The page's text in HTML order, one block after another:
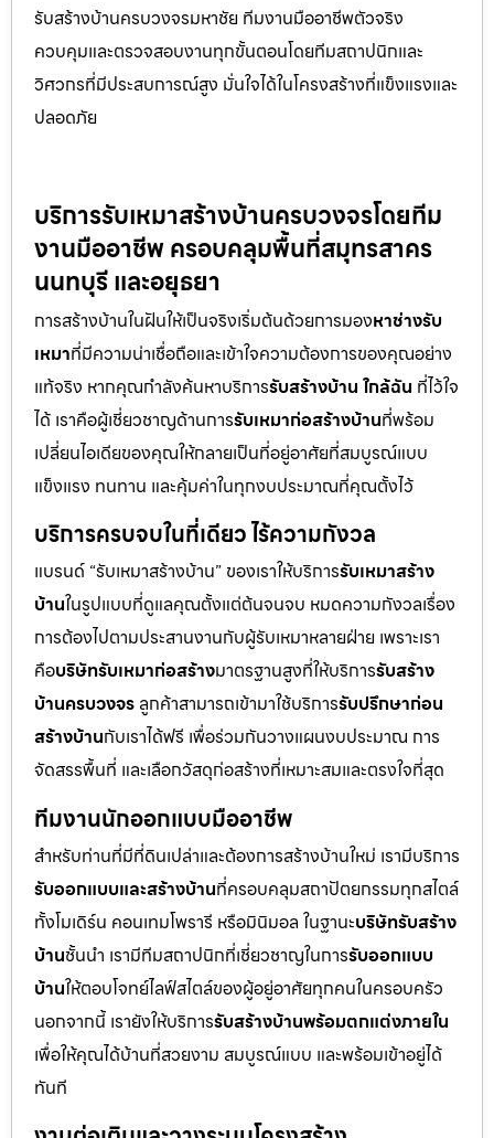
รับสร้างบ้านครบวงจรมหาชัย ทีมงานมืออาชีพตัวจริง
ควบคุมและตรวจสอบงานทุกขั้นตอนโดยทีมสถาปนิกและ
วิศวกรที่มีประสบการณ์สูง มั่นใจได้ในโครงสร้างที่แข็งแรงและ
ปลอดภัย
บริการรับเหมาสร้างบ้านครบวงจรโดยทีม
งานมืออาชีพ ครอบคลุมพื้นที่สมุทรสาคร
นนทบุรี และอยุธยา
การสร้างบ้านในฝันให้เป็นจริงเริ่มต้นด้วยการมองหาช่างรับ
เหมาที่มีความน่าเชื่อถือและเข้าใจความต้องการของคุณอย่าง
แท้จริง หากคุณกำลังค้นหาบริการรับสร้างบ้าน ใกล้ฉัน ที่ไว้ใจ
ได้ เราคือผู้เชี่ยวชาญด้านการรับเหมาก่อสร้างบ้านที่พร้อม
เปลี่ยนไอเดียของคุณให้กลายเป็นที่อยู่อาศัยที่สมบูรณ์แบบ
แข็งแรง ทนทาน และคุ้มค่าในทุกงบประมาณที่คุณตั้งไว้
บริการครบจบในที่เดียว ไร้ความกังวล
แบรนด์ “รับเหมาสร้างบ้าน” ของเราให้บริการรับเหมาสร้าง
บ้านในรูปแบบที่ดูแลคุณตั้งแต่ต้นจนจบ หมดความกังวลเรื่อง
การต้องไปตามประสานงานกับผู้รับเหมาหลายฝ่าย เพราะเรา
คือบริษัทรับเหมาก่อสร้างมาตรฐานสูงที่ให้บริการรับสร้าง
บ้านครบวงจร ลูกค้าสามารถเข้ามาใช้บริการรับปรึกษาก่อน
สร้างบ้านกับเราได้ฟรี เพื่อร่วมกันวางแผนงบประมาณ การ
จัดสรรพื้นที่ และเลือกวัสดุก่อสร้างที่เหมาะสมและตรงใจที่สุด
ทีมงานนักออกแบบมืออาชีพ
สำหรับท่านที่มีที่ดินเปล่าและต้องการสร้างบ้านใหม่ เรามีบริการ
รับออกแบบและสร้างบ้านที่ครอบคลุมสถาปัตยกรรมทุกสไตล์
ทั้งโมเดิร์น คอนเทมโพรารี หรือมินิมอล ในฐานะบริษัทรับสร้าง
บ้านชั้นนำ เรามีทีมสถาปนิกที่เชี่ยวชาญในการรับออกแบบ
บ้านให้ตอบโจทย์ไลฟ์สไตล์ของผู้อยู่อาศัยทุกคนในครอบครัว
นอกจากนี้ เรายังให้บริการรับสร้างบ้านพร้อมตกแต่งภายใน
เพื่อให้คุณได้บ้านที่สวยงาม สมบูรณ์แบบ และพร้อมเข้าอยู่ได้
ทันที